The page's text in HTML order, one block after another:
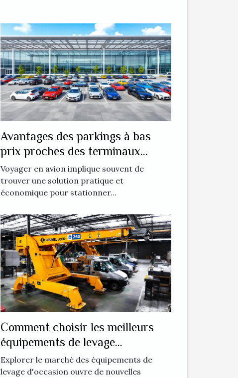
Avantages des parkings à bas
prix proches des terminaux
aériens
Voyager en avion implique souvent de
trouver une solution pratique et
économique pour stationner...
Comment choisir les meilleurs
équipements de levage
d'occasion ?
Explorer le marché des équipements de
levage d'occasion ouvre de nouvelles